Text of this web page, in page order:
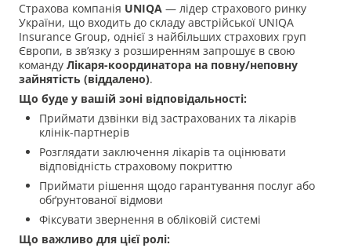
Страхова компанія UNIQA — лідер страхового ринку
України, що входить до складу австрійської UNIQA
Insurance Group, однієї з найбільших страхових груп
Європи, в зв’язку з розширенням запрошує в свою
команду Лікаря-координатора на повну/неповну
зайнятість (віддалено).
Що буде у вашій зоні відповідальності:
Приймати дзвінки від застрахованих та лікарів
клінік-партнерів
Розглядати заключення лікарів та оцінювати
відповідність страховому покриттю
Приймати рішення щодо гарантування послуг або
обґрунтованої відмови
Фіксувати звернення в обліковій системі
Що важливо для цієї ролі: